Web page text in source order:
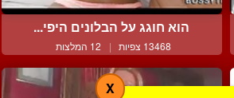
הוא חוגג על הבלונים היפי...
13468 צפיות | 12 המלצות
X